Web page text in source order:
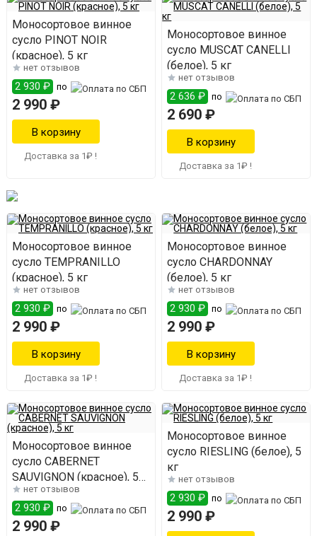
Моносортовое винное
сусло PINOT NOIR
(красное), 5 кг
нет отзывов
2 930 ₽ по
2 990 ₽
Доставка за 1₽ !
Моносортовое винное
сусло MUSCAT CANELLI
(белое), 5 кг
нет отзывов
2 636 ₽ по
2 690 ₽
Доставка за 1₽ !
Моносортовое винное
сусло TEMPRANILLO
(красное), 5 кг
нет отзывов
2 930 ₽ по
2 990 ₽
Доставка за 1₽ !
Моносортовое винное
сусло CHARDONNAY
(белое), 5 кг
нет отзывов
2 930 ₽ по
2 990 ₽
Доставка за 1₽ !
Моносортовое винное
сусло CABERNET
SAUVIGNON (красное), 5
кг нет отзывов
2 930 ₽ по
2 990 ₽
Моносортовое винное
сусло RIESLING (белое), 5
кг
нет отзывов
2 930 ₽ по
2 990 ₽